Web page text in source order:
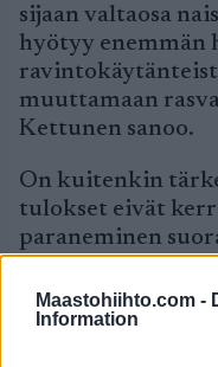
Maastohiihto.com -
Information
sijaan valtaosa
hyötyy enemmän
muuttamaan
Kettunen sanoo.
On kuitenkin
tulokset eivät
paraneminen
onnistuneesta